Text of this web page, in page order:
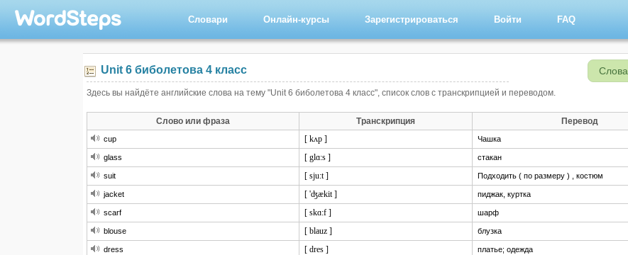
Словари Онлайн-курсы Зарегистрироваться Войти FAQ
Unit 6 биболетова 4 класс Слова
Здесь вы найдёте английские слова на тему "Unit 6 биболетова 4 класс", список слов с транскрипцией и переводом.
Слово или фраза Транскрипция Перевод
cup [ kʌp ] Чашка
glass [ glɑ:s ] стакан
suit [ sju:t ] Подходить ( по размеру ) , костюм
jacket [ 'ʤækit ] пиджак, куртка
scarf [ skɑ:f ] шарф
blouse [ blauz ] блузка
dress [ dres ] платье; одежда